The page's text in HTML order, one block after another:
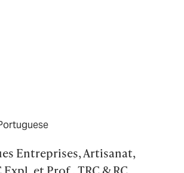
Entreprises, Artisanat,
et Prof., TRC & RC